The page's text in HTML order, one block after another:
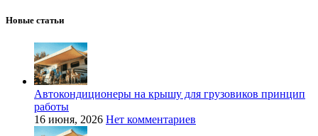
Новые статьи
Автокондиционеры на крышу для грузовиков принцип
работы
16 июня, 2026 Нет комментариев